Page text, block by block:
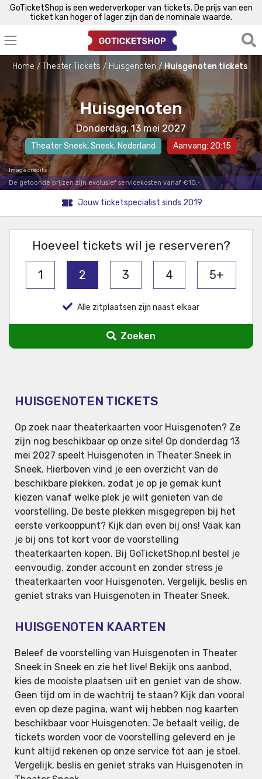
GoTicketShop is een wederverkoper van tickets. De prijs van een
ticket kan hoger of lager zijn dan de nominale waarde.
Home Theater Tickets Huisgenoten Huisgenoten tickets
Huisgenoten
Donderdag, 13 mei 2027
Theater Sneek,Sneek, Nederland Aanvang: 20:15
Image credits
De getoonde prijzen zijn exclusief servicekosten vanaf €10,-.
Jouw ticketspecialist sinds 2019
Hoeveel tickets wil je reserveren?
1 2 3 4 5+
Alle zitplaatsen zijn naast elkaar
Zoeken
HUISGENOTEN TICKETS
Op zoek naar theaterkaarten voor Huisgenoten? Ze
zijn nog beschikbaar op onze site! Op donderdag 13
mei 2027 speelt Huisgenoten in Theater Sneek in
Sneek. Hierboven vind je een overzicht van de
beschikbare plekken, zodat je op je gemak kunt
kiezen vanaf welke plek je wilt genieten van de
voorstelling. De beste plekken misgegrepen bij het
eerste verkooppunt? Kijk dan even bij ons! Vaak kan
je bij ons tot kort voor de voorstelling
theaterkaarten kopen. Bij GoTicketShop.nl bestel je
eenvoudig, zonder account en zonder stress je
theaterkaarten voor Huisgenoten. Vergelijk, beslis en
geniet straks van Huisgenoten in Theater Sneek.
HUISGENOTEN KAARTEN
Beleef de voorstelling van Huisgenoten in Theater
Sneek in Sneek en zie het live! Bekijk ons aanbod,
kies de mooiste plaatsen uit en geniet van de show.
Geen tijd om in de wachtrij te staan? Kijk dan vooral
even op deze pagina, want wij hebben nog kaarten
beschikbaar voor Huisgenoten. Je betaalt veilig, de
tickets worden voor de voorstelling geleverd en je
kunt altijd rekenen op onze service tot aan je stoel.
Vergelijk, beslis en geniet straks van Huisgenoten in